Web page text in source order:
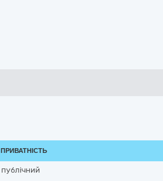
ПРИВАТНІСТЬ
публічний